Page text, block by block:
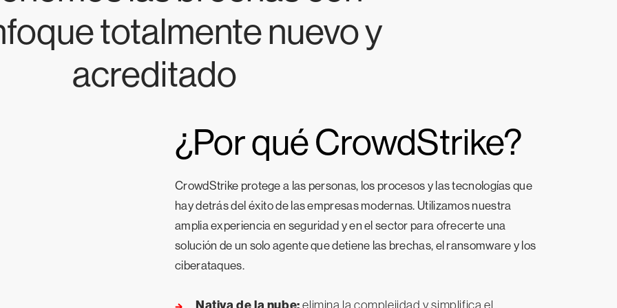
totalmente nuevo y
acreditado
¿Por qué CrowdStrike?
CrowdStrike protege a las personas, los procesos y las tecnologías que
hay detrás del éxito de las empresas modernas. Utilizamos nuestra
amplia experiencia en seguridad y en el sector para ofrecerte una
solución de un solo agente que detiene las brechas, el ransomware y los
ciberataques.
elimina la complejidad y simplifica el